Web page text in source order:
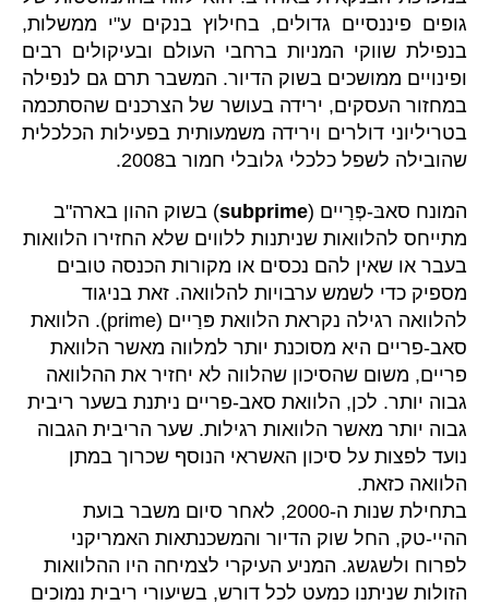
גופים פיננסיים גדולים, בחילוץ בנקים ע"י ממשלות,
בנפילת שווקי המניות ברחבי העולם ובעיקולים רבים
ופינויים ממושכים בשוק הדיור. המשבר תרם גם לנפילה
במחזור העסקים, ירידה בעושר של הצרכנים שהסתכמה
בטריליוני דולרים וירידה משמעותית בפעילות הכלכלית
שהובילה לשפל כלכלי גלובלי חמור ב2008.
המונח סאבּ‏-פְּ‏‏רַ‏יים (subprime) בשוק ההון בארה"ב
מתייחס להלוואות שניתנות ללווים שלא החזירו הלוואות
בעבר או שאין להם נכסים או מקורות הכנסה טובים
מספיק כדי לשמש ערבויות להלוואה. זאת בניגוד
להלוואה רגילה נקראת הלוואת פּ‏רַ‏יים (prime). הלוואת
סאב-פריים היא מסוכנת יותר למלווה מאשר הלוואת
פריים, משום שהסיכון שהלווה לא יחזיר את ההלוואה
גבוה יותר. לכן, הלוואת סאב-פריים ניתנת בשער ריבית
גבוה יותר מאשר הלוואות רגילות. שער הריבית הגבוה
נועד לפצות על סיכון האשראי הנוסף שכרוך במתן
הלוואה כזאת.
בתחילת שנות ה-2000, לאחר סיום משבר בועת
ההיי-טק, החל שוק הדיור והמשכנתאות האמריקני
לפרוח ולשגשג. המניע העיקרי לצמיחה היו ההלוואות
הזולות שניתנו כמעט לכל דורש, בשיעורי ריבית נמוכים